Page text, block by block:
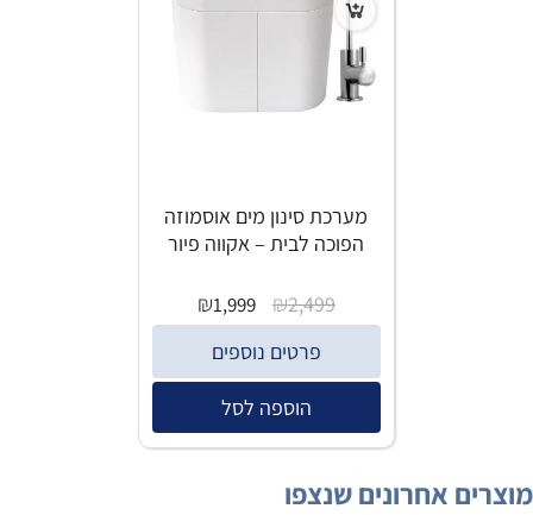
מערכת סינון מים אוסמוזה
הפוכה לבית – אקווה פיור
₪2,499
₪1,999
פרטים נוספים
הוספה לסל
מוצרים אחרונים שנצפו